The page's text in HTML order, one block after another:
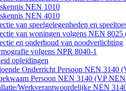
NEN 1010
NEN 4010
van speelgelegenheden en
van woningen volgens NEN
en onderhoud van noodverlichting
volgens NPR 8040-1
opleidingen
Onderricht Persoon NEN 3140
Persoon NEN 3140 (VP
Werkverantwoordelijke NEN